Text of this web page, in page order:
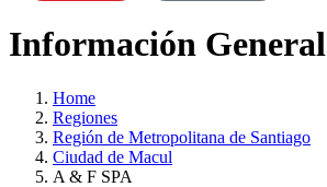
Información General
Home
Regiones
Región de Metropolitana de Santiago
Ciudad de Macul
A & F SPA